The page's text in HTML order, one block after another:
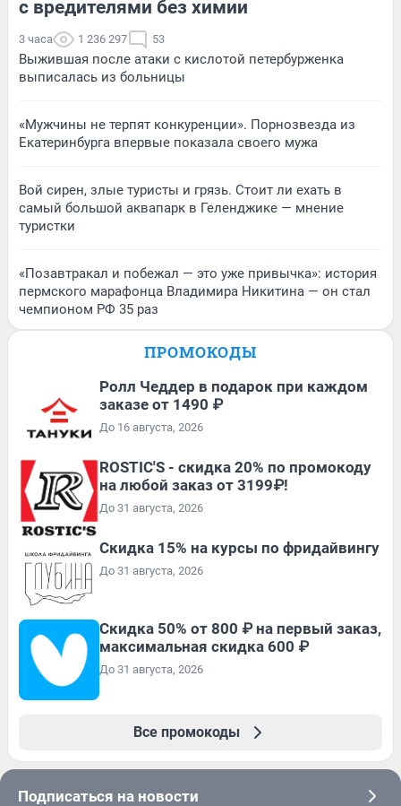
с вредителями без химии
3 часа 1 236 297 53
Выжившая после атаки с кислотой петербурженка
выписалась из больницы
«Мужчины не терпят конкуренции». Порнозвезда из
Екатеринбурга впервые показала своего мужа
Вой сирен, злые туристы и грязь. Стоит ли ехать в
самый большой аквапарк в Геленджике — мнение
туристки
«Позавтракал и побежал — это уже привычка»: история
пермского марафонца Владимира Никитина — он стал
чемпионом РФ 35 раз
ПРОМОКОДЫ
Ролл Чеддер в подарок при каждом
заказе от 1490 ₽
До 16 августа, 2026
ROSTIC'S - скидка 20% по промокоду
на любой заказ от 3199₽!
До 31 августа, 2026
Скидка 15% на курсы по фридайвингу
До 31 августа, 2026
Скидка 50% от 800 ₽ на первый заказ,
максимальная скидка 600 ₽
До 31 августа, 2026
Все промокоды
Подписаться на новости